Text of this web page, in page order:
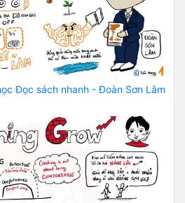
Đọc sách nhanh - Đoàn Sơn Lâm